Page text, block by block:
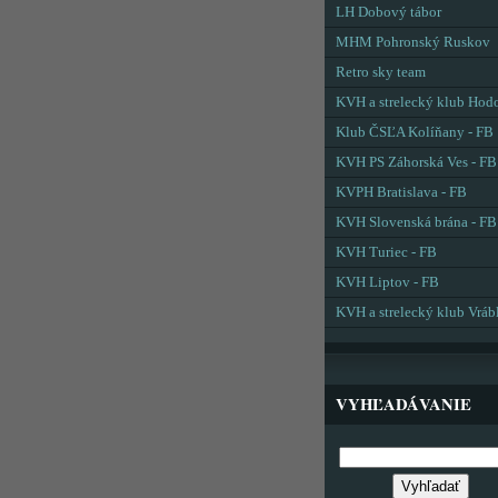
LH Dobový tábor
MHM Pohronský Ruskov
Retro sky team
KVH a strelecký klub
Klub ČSĽA Kolíňany - FB
KVH PS Záhorská Ves - FB
KVPH Bratislava - FB
KVH Slovenská brána - FB
KVH Turiec - FB
KVH Liptov - FB
KVH a strelecký klub
VYHĽADÁVANIE